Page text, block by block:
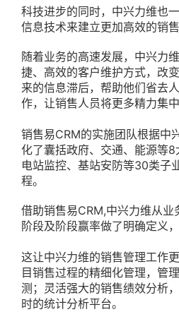
科技进步的同时，中兴力维也
信息技术来建立更加高效的销售
随着业务的高速发展，中兴力
捷、高效的客户维护方式，改
来的信息滞后，帮助他们省去
作，让销售人员将更多精力集
销售易CRM的实施团队根据中
化了囊括政府、交通、能源等
电站监控、基站安防等30类子
程。
借助销售易CRM,中兴力维从业
阶段及阶段赢率做了明确定义，
这让中兴力维的销售管理工作
目销售过程的精细化管理，管
测；灵活强大的销售绩效分析
时的统计分析平台。